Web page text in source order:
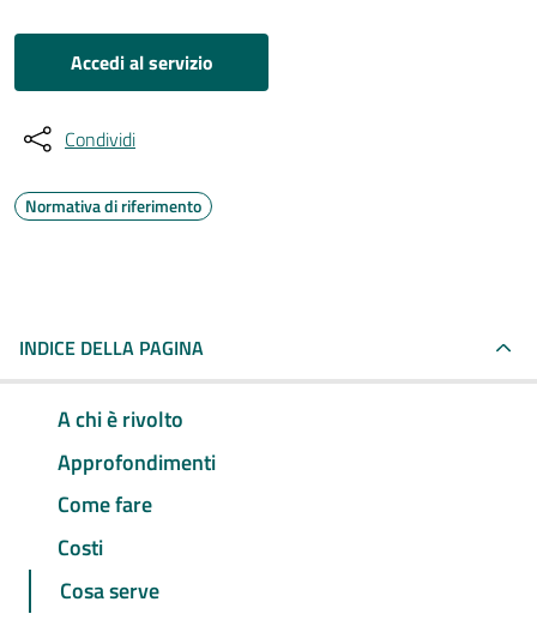
Accedi al servizio
Condividi
Normativa di riferimento
INDICE DELLA PAGINA
A chi è rivolto
Approfondimenti
Come fare
Costi
Cosa serve